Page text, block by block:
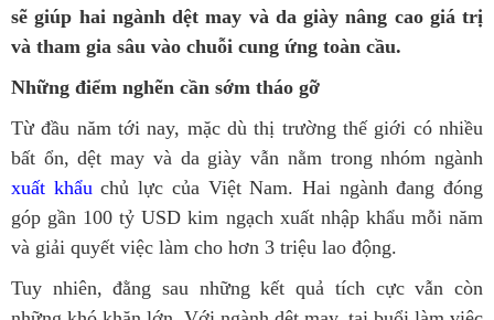
sẽ giúp hai ngành dệt may và da giày nâng cao giá trị
và tham gia sâu vào chuỗi cung ứng toàn cầu.
Những điểm nghẽn cần sớm tháo gỡ
Từ đầu năm tới nay, mặc dù thị trường thế giới có nhiều
bất ổn, dệt may và da giày vẫn nằm trong nhóm ngành
xuất khẩuchủ lực của Việt Nam. Hai ngành đang đóng
góp gần 100 tỷ USD kim ngạch xuất nhập khẩu mỗi năm
và giải quyết việc làm cho hơn 3 triệu lao động.
Tuy nhiên, đằng sau những kết quả tích cực vẫn còn